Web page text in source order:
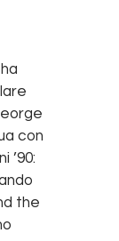
con
’90:
the